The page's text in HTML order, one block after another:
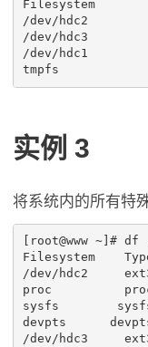
Filesystem
/dev/hdc2
/dev/hdc3
/dev/hdc1
实例 3
将系统内的所有特
[root@www ~]# df
Filesystem
/dev/hdc2
proc
sysfs
devpts
/dev/hdc3     ext3